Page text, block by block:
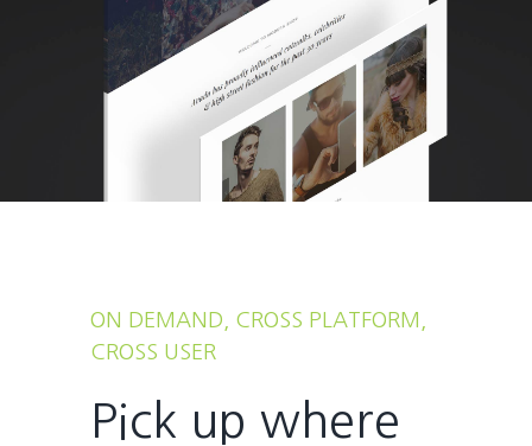
ON DEMAND, CROSS PLATFORM,
CROSS USER
Pick up where